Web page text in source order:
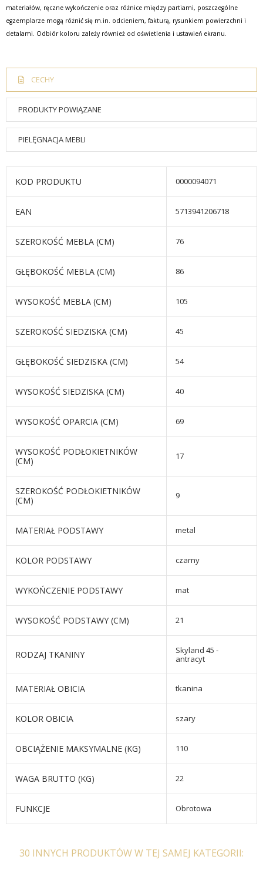
materiałów, ręczne wykończenie oraz różnice między partiami, poszczególne
egzemplarze mogą różnić się m.in. odcieniem, fakturą, rysunkiem powierzchni i
detalami. Odbiór koloru zależy również od oświetlenia i ustawień ekranu.
CECHY
PRODUKTY POWIĄZANE
PIELĘGNACJA MEBLI
KOD PRODUKTU 0000094071
EAN 5713941206718
SZEROKOŚĆ MEBLA (CM) 76
GŁĘBOKOŚĆ MEBLA (CM) 86
WYSOKOŚĆ MEBLA (CM) 105
SZEROKOŚĆ SIEDZISKA (CM) 45
GŁĘBOKOŚĆ SIEDZISKA (CM) 54
WYSOKOŚĆ SIEDZISKA (CM) 40
WYSOKOŚĆ OPARCIA (CM) 69
WYSOKOŚĆ PODŁOKIETNIKÓW
(CM)
17
SZEROKOŚĆ PODŁOKIETNIKÓW
(CM)
9
MATERIAŁ PODSTAWY metal
KOLOR PODSTAWY czarny
WYKOŃCZENIE PODSTAWY mat
WYSOKOŚĆ PODSTAWY (CM) 21
RODZAJ TKANINY
Skyland 45 -
antracyt
MATERIAŁ OBICIA tkanina
KOLOR OBICIA szary
OBCIĄŻENIE MAKSYMALNE (KG) 110
WAGA BRUTTO (KG) 22
FUNKCJE Obrotowa
30 INNYCH PRODUKTÓW W TEJ SAMEJ KATEGORII: